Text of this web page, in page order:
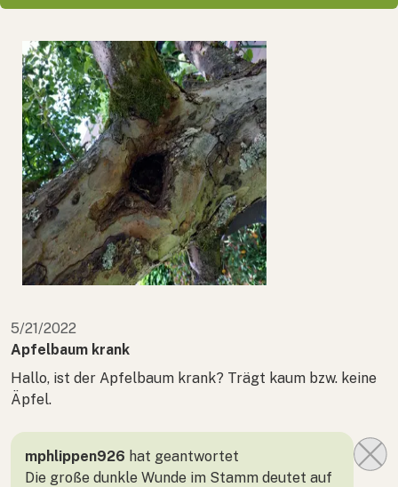
5/21/2022
Apfelbaum krank
Hallo, ist der Apfelbaum krank? Trägt kaum bzw. keine
Äpfel.
mphlippen926 hat geantwortet
Die große dunkle Wunde im Stamm deutet auf